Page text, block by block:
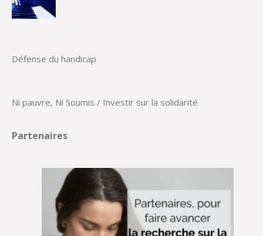
Défense du handicap
Ni pauvre, Ni Soumis / Investir sur la solidarité
Partenaires